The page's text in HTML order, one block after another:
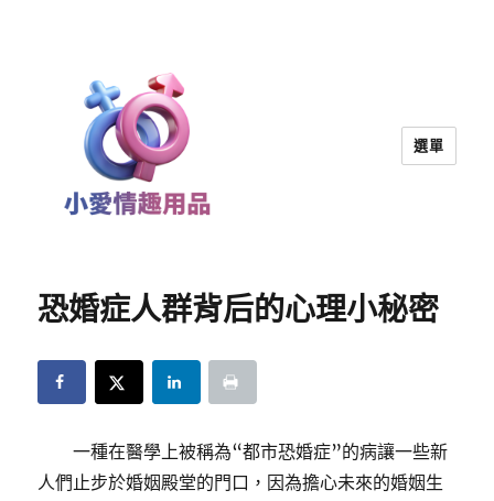
選單
恐婚症人群背后的心理小秘密
一種在醫學上被稱為“都市恐婚症”的病讓一些新
人們止步於婚姻殿堂的門口，因為擔心未來的婚姻生